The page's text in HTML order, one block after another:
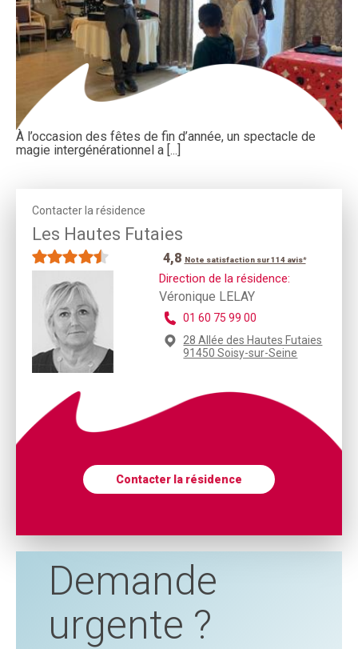
À l’occasion des fêtes de fin d’année, un spectacle de
magie intergénérationnel a [...]
Contacter la résidence
Les Hautes Futaies
4,8 Note satisfaction sur 114 avis*
Direction de la résidence:
Véronique LELAY
01 60 75 99 00
28 Allée des Hautes Futaies
91450 Soisy-sur-Seine
Contacter la résidence
Demande
urgente ?